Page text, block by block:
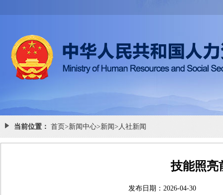
当前位置： 首页>新闻中心>新闻> 人社新闻
技能照亮
发布日期：2026-04-